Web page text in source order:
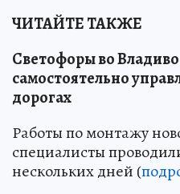
ЧИТАЙТЕ ТАКЖЕ
Светофоры во
самостоятельно
дорогах
Работы по монтажу
специалисты
нескольких дней (